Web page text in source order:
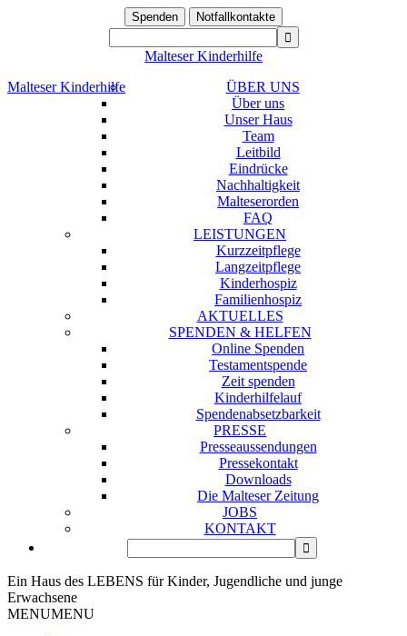
Spenden Notfallkontakte
Malteser Kinderhilfe
Malteser Kinderhilfe
ÜBER UNS
Über uns
Unser Haus
Team
Leitbild
Eindrücke
Nachhaltigkeit
Malteserorden
FAQ
LEISTUNGEN
Kurzzeitpflege
Langzeitpflege
Kinderhospiz
Familienhospiz
AKTUELLES
SPENDEN & HELFEN
Online Spenden
Testamentspende
Zeit spenden
Kinderhilfelauf
Spendenabsetzbarkeit
PRESSE
Presseaussendungen
Pressekontakt
Downloads
Die Malteser Zeitung
JOBS
KONTAKT
Ein Haus des LEBENS für Kinder, Jugendliche und junge
Erwachsene
MENUMENU